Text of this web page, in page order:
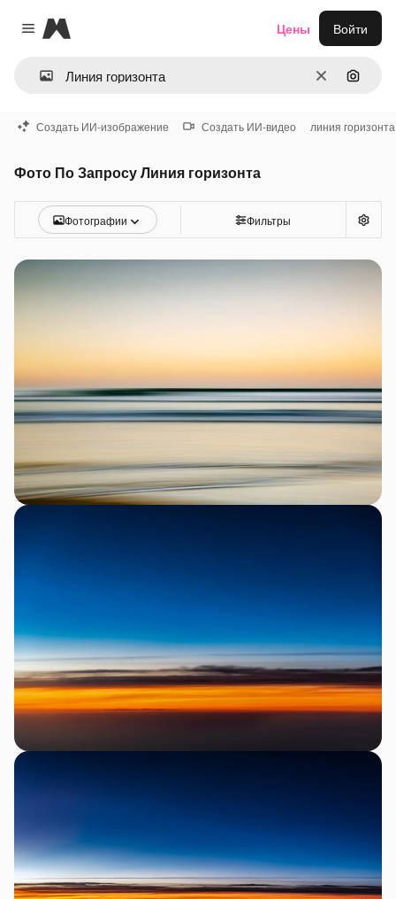
Close menu
Magnific
ОчиститьПоиск
Цены Войти
Создать ИИ-изображение Создать ИИ-видео линия
Фото По Запросу Линия горизонта
Фотографии Фильтры